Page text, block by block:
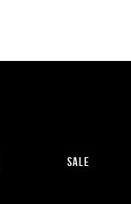
SALE